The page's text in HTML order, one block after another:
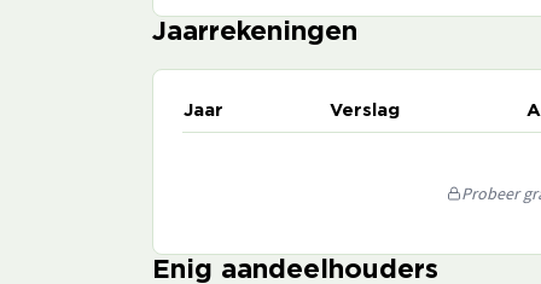
Jaarrekeningen
Jaar Verslag
Probeer
Enig aandeelhouders